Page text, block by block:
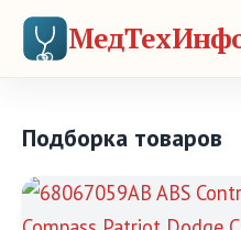
Подборка товаров